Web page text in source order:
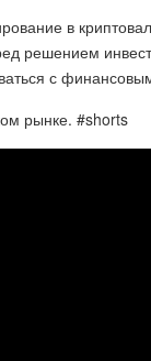
в
решением
с
рынке. #shorts